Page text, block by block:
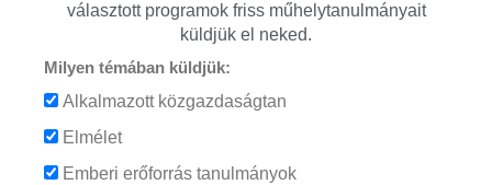
választott programok friss műhelytanulmányait
küldjük el neked.
Milyen témában küldjük:
Alkalmazott közgazdaságtan
Elmélet
Emberi erőforrás tanulmányok